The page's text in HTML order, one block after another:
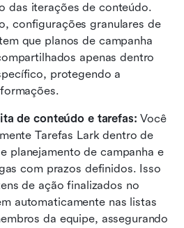
das iterações de conteúdo.
configurações granulares de
que planos de campanha
apenas dentro
protegendo a
de conteúdo e tarefas: Você
Tarefas Lark dentro de
planejamento de campanha e
com prazos definidos. Isso
de ação finalizados no
automaticamente nas listas
da equipe, assegurando